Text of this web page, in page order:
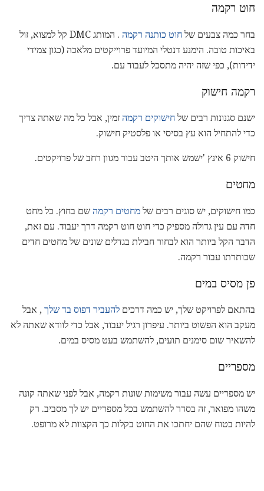
חוט רקמה
בחר כמה צבעים של חוט כותנה רקמה
. המותג DMC קל למצוא, זול
באיכות טובה. הימנע דנטלי המיועד פרוייקטים מלאכה (כגון צמידי
ידידות), כפי שזה יהיה מתסכל לעבוד עם.
רקמה חישוק
ישנם סגנונות רבים של חישוקים רקמה זמין, אבל כל מה שאתה צריך
כדי להתחיל הוא עץ בסיסי או פלסטיק חישוק.
חישוק 6 אינץ 'ישמש אותך היטב עבור מגוון רחב של פרויקטים.
מחטים
כמו חישוקים, יש סוגים רבים של מחטים רקמה שם בחוץ. כל מחט
חדה עם עין גדולה מספיק כדי חוט חוט רקמה דרך יעבוד. עם זאת,
הדבר הקל ביותר הוא לבחור חבילת בגדלים שונים של מחטים חדים
שכותרתו עבור רקמה.
פן מסיס במים
בהתאם לפרויקט שלך, יש כמה דרכים להעביר דפוס בד שלך , אבל
מעקב הוא הפשוט ביותר. עיפרון רגיל יעבוד, אבל כדי לוודא שאתה לא
להשאיר שום סימנים תועים, להשתמש בעט מסיס במים.
מספריים
יש מספריים עשה עבור משימות שונות רקמה, אבל לפני שאתה קונה
משהו מפואר, זה בסדר להשתמש בכל מספריים יש לך מסביב. רק
להיות בטוח שהם יחתכו את החוט בקלות כך הקצוות לא מרופט.